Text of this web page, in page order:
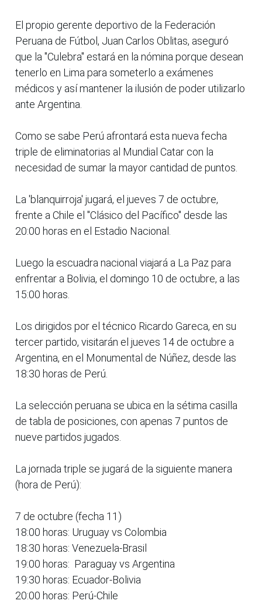
El propio gerente deportivo de la Federación
Peruana de Fútbol, Juan Carlos Oblitas, aseguró
que la "Culebra" estará en la nómina porque desean
tenerlo en Lima para someterlo a exámenes
médicos y así mantener la ilusión de poder utilizarlo
ante Argentina.
Como se sabe Perú afrontará esta nueva fecha
triple de eliminatorias al Mundial Catar con la
necesidad de sumar la mayor cantidad de puntos.
La 'blanquirroja' jugará, el jueves 7 de octubre,
frente a Chile el "Clásico del Pacífico" desde las
20:00 horas en el Estadio Nacional.
Luego la escuadra nacional viajará a La Paz para
enfrentar a Bolivia, el domingo 10 de octubre, a las
15:00 horas.
Los dirigidos por el técnico Ricardo Gareca, en su
tercer partido, visitarán el jueves 14 de octubre a
Argentina, en el Monumental de Núñez, desde las
18:30 horas de Perú.
La selección peruana se ubica en la sétima casilla
de tabla de posiciones, con apenas 7 puntos de
nueve partidos jugados.
La jornada triple se jugará de la siguiente manera
(hora de Perú):
7 de octubre (fecha 11)
18:00 horas: Uruguay vs Colombia
18:30 horas: Venezuela-Brasil
19:00 horas: Paraguay vs Argentina
19:30 horas: Ecuador-Bolivia
20:00 horas: Perú-Chile